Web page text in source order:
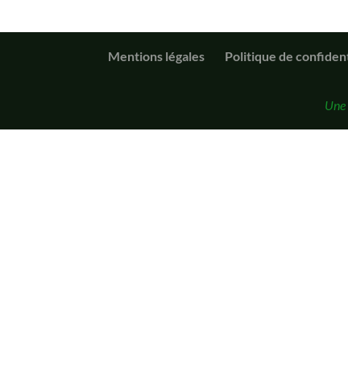
Mentions légales Politique de